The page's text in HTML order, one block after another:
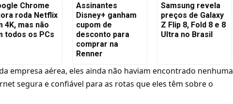
Chrome
roda Netflix
4K, mas não
todos os PCs
Assinantes
Disney+ ganham
cupom de
desconto para
comprar na
Renner
Samsung revela
preços de Galaxy
Z Flip 8, Fold 8 e 8
Ultra no Brasil
empresa aérea, eles ainda não haviam encontrado nenhuma
segura e confiável para as rotas que eles têm sobre o